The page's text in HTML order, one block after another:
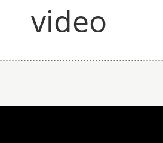
video